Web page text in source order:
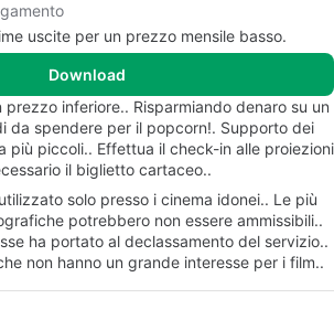
uscite per un prezzo mensile basso.
Download
prezzo inferiore.. Risparmiando denaro su un
da spendere per il popcorn!. Supporto dei
più piccoli.. Effettua il check-in alle proiezioni
il biglietto cartaceo..
solo presso i cinema idonei.. Le più
potrebbero non essere ammissibili..
ha portato al declassamento del servizio..
non hanno un grande interesse per i film..